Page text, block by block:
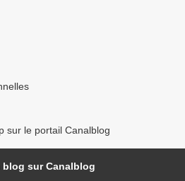
sur le portail Canalblog
blog sur Canalblog